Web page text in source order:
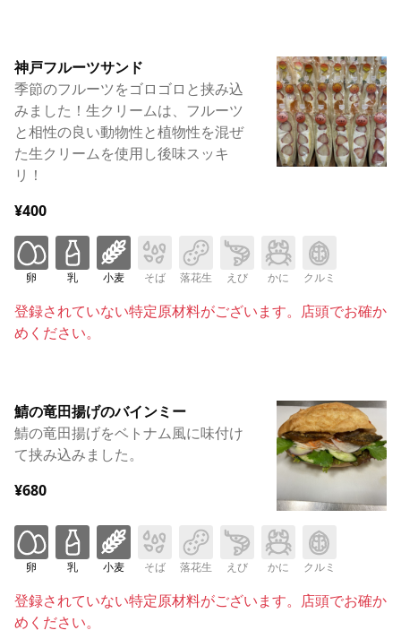
神戸フルーツサンド
季節のフルーツをゴロゴロと挟み込
みました！生クリームは、フルーツ
と相性の良い動物性と植物性を混ぜ
た生クリームを使用し後味スッキ
リ！
¥400
卵 乳 小麦 そば 落花生 えび かに クルミ
登録されていない特定原材料がございます。店頭でお確か
めください。
鯖の竜田揚げのバインミー
鯖の竜田揚げをベトナム風に味付け
て挟み込みました。
¥680
卵 乳 小麦 そば 落花生 えび かに クルミ
登録されていない特定原材料がございます。店頭でお確か
めください。